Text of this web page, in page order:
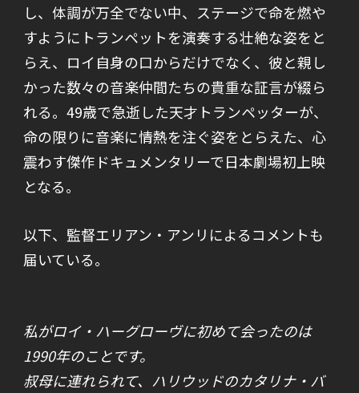
し、体調が万全でない中、ステージで命を燃や
すようにトランペットを演奏する壮絶な姿をと
らえ、ロイ自身の口からだけでなく、彼と親し
かった数々の音楽仲間たちの貴重な証言が綴ら
れる。49歳で急逝した天才トランペッターが、
命の限りに音楽に情熱を注ぐ姿をとらえた、心
震わす傑作ドキュメンタリーで日本劇場初上映
となる。
以下、監督エリアン・アンリによるコメントも
届いている。
私がロイ・ハーグローヴに初めて会ったのは
1990年のことです。
叔母に連れられて、ハリウッドのカタリナ・バ